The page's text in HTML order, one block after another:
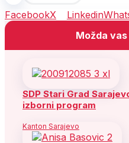
FacebookX Linkedin
Možda
SDP Stari Grad
izborni program
Kanton Sarajevo